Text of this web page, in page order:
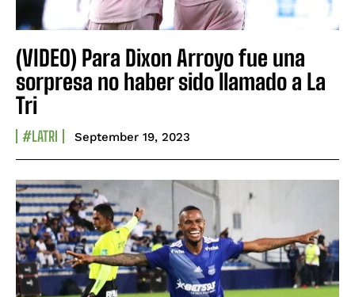
(VIDEO) Para Dixon Arroyo fue una
sorpresa no haber sido llamado a La
Tri
#LATRI September 19, 2023